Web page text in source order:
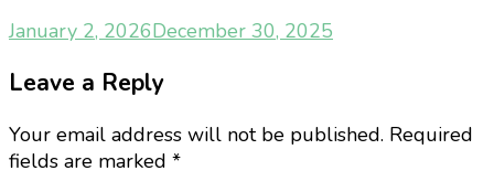
January 2, 2026December 30, 2025
Leave a Reply
Your email address will not be published. Required
fields are marked *